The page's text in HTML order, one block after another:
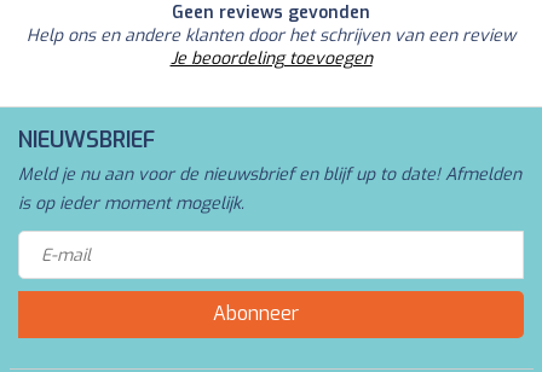
Geen reviews gevonden
Help ons en andere klanten door het schrijven van een review
Je beoordeling toevoegen
NIEUWSBRIEF
Meld je nu aan voor de nieuwsbrief en blijf up to date! Afmelden
is op ieder moment mogelijk.
Abonneer